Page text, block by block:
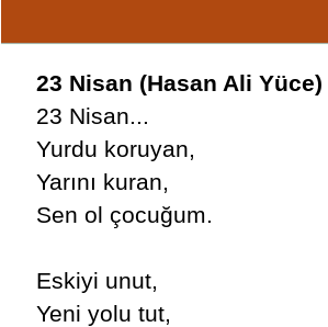
23 Nisan (Hasan Ali Yüce)
23 Nisan...
Yurdu koruyan,
Yarını kuran,
Sen ol çocuğum.
Eskiyi unut,
Yeni yolu tut,